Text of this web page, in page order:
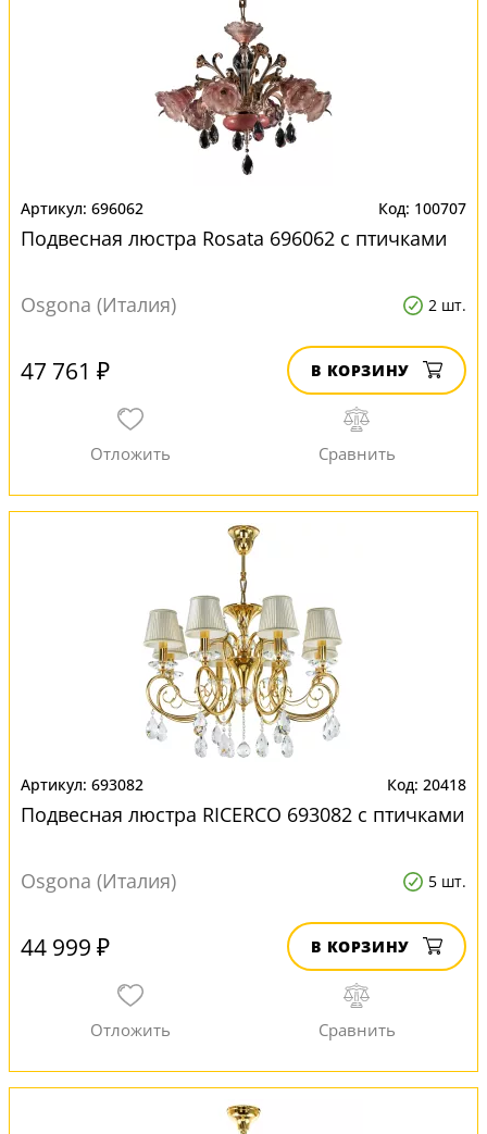
696062 100707
Подвесная люстра Rosata 696062 с птичками
Osgona (Италия) 2 шт.
47 761 ₽ В КОРЗИНУ
693082 20418
Подвесная люстра RICERCO 693082 с птичками
Osgona (Италия) 5 шт.
44 999 ₽ В КОРЗИНУ